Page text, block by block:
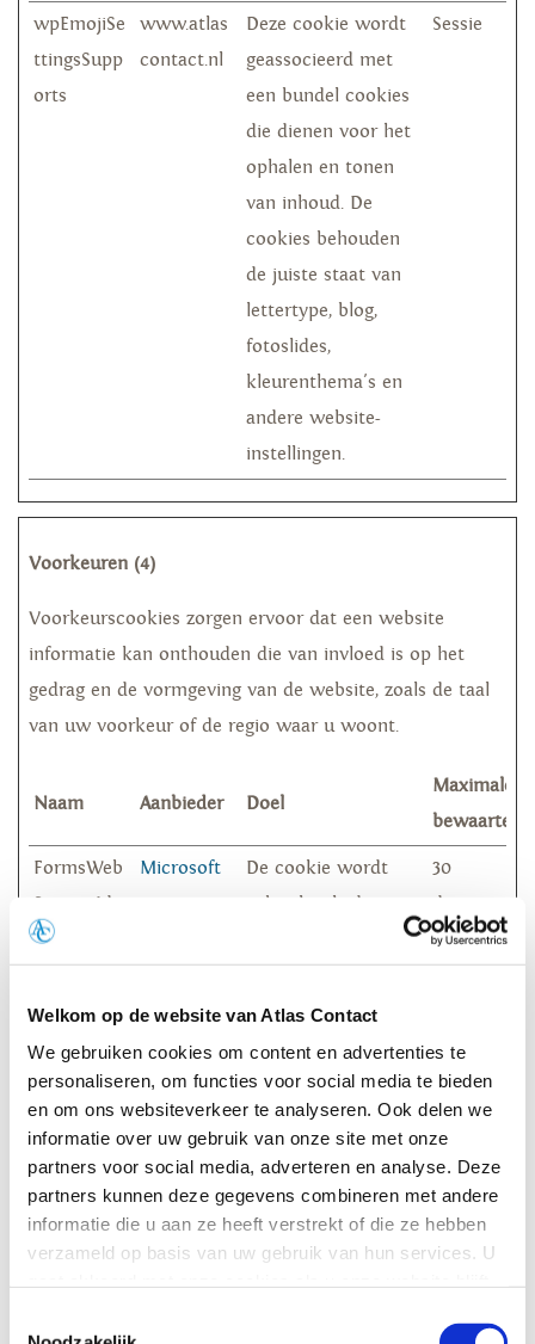
Welkom op de website van Atlas Contact
We gebruiken cookies om content en advertenties te
personaliseren, om functies voor social media te bieden
en om ons websiteverkeer te analyseren. Ook delen we
informatie over uw gebruik van onze site met onze
partners voor social media, adverteren en analyse. Deze
partners kunnen deze gegevens combineren met andere
informatie die u aan ze heeft verstrekt of die ze hebben
verzameld op basis van uw gebruik van hun services. U
wpEmojiSe
ttingsSupp
orts
www.atlas
contact.nl
Deze cookie wordt
geassocieerd met
een bundel cookies
die dienen voor het
ophalen en tonen
van inhoud. De
cookies behouden
de juiste staat van
lettertype, blog,
fotoslides,
kleurenthema's en
andere website-
instellingen.
Sessie
Voorkeuren (4)
Voorkeurscookies zorgen ervoor dat een website
informatie kan onthouden die van invloed is op het
gedrag en de vormgeving van de website, zoals de taal
van uw voorkeur of de regio waar u woont.
Naam Aanbieder Doel
Maximale
FormsWeb
SessionId
Microsoft
De cookie wordt
gebruikt als de
informatie heeft
ingevuld op een
formulier. Deze
informatie wordt
ingevuld op andere
formulieren. Dit
proces wordt
30
dagen